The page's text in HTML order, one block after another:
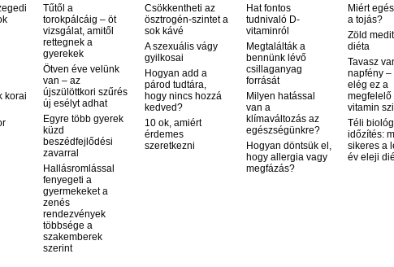
korai
Tűtől a
torokpálcáig – öt
vizsgálat, amitől
rettegnek a
gyerekek
Ötven éve velünk
van – az
újszülöttkori szűrés
új esélyt adhat
Egyre több gyerek
küzd
beszédfejlődési
zavarral
Hallásromlással
fenyegeti a
gyermekeket a
zenés
rendezvények
többsége a
szakemberek
szerint
Csökkentheti az
ösztrogén-szintet a
sok kávé
A szexuális vágy
gyilkosai
Hogyan add a
párod tudtára,
hogy nincs hozzá
kedved?
10 ok, amiért
érdemes
szeretkezni
Hat fontos
tudnivaló D-
vitaminról
Megtalálták a
bennünk lévő
csillaganyag
forrását
Milyen hatással
van a
klímaváltozás az
egészségünkre?
Hogyan döntsük el,
hogy allergia vagy
megfázás?
Miért
a tojás?
Zöld
diéta
Tavasz
napfény –
elég ez a
megfelelő
vitamin
Téli
időzítés:
sikeres a
év eleji